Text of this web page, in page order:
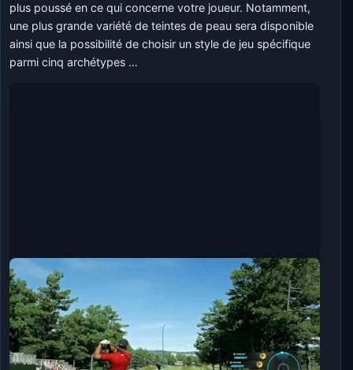
plus poussé en ce qui concerne votre joueur. Notamment,
une plus grande variété de teintes de peau sera disponible
ainsi que la possibilité de choisir un style de jeu spécifique
parmi cinq archétypes …